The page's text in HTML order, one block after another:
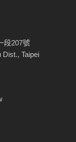
段207號
Dist., Taipei